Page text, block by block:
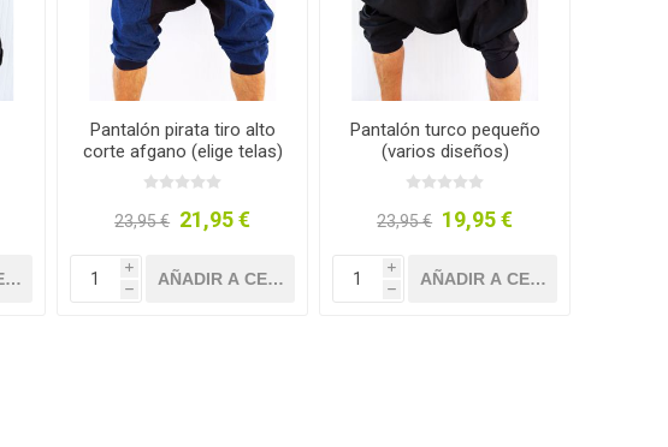
Pantalón pirata tiro alto
corte afgano (elige telas)
23,95 € 21,95 €
i
h
Pantalón turco pequeño
(varios diseños)
23,95 € 19,95 €
i
h